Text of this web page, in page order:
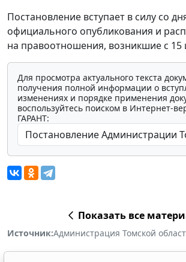
Постановление вступает в силу со
официального опубликования и
на правоотношения, возникшие с 15
Для просмотра актуального текста
получения полной информации о
изменениях и порядке применения
воспользуйтесь поиском в Интернет-
ГАРАНТ:
Показать все
Источник:Администрация Томской